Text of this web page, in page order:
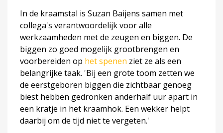
In de kraamstal is Suzan Baijens samen met
collega's verantwoordelijk voor alle
werkzaamheden met de zeugen en biggen. De
biggen zo goed mogelijk grootbrengen en
voorbereiden op het spenen ziet ze als een
belangrijke taak. 'Bij een grote toom zetten we
de eerstgeboren biggen die zichtbaar genoeg
biest hebben gedronken anderhalf uur apart in
een kratje in het kraamhok. Een wekker helpt
daarbij om de tijd niet te vergeten.'